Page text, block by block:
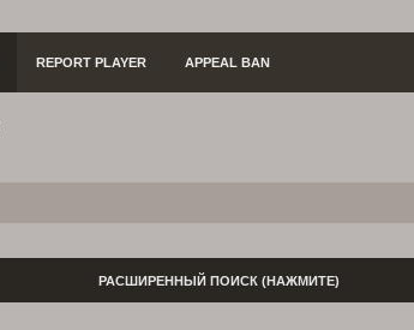
REPORT PLAYER APPEAL BAN
РАСШИРЕННЫЙ ПОИСК(НАЖМИТЕ)